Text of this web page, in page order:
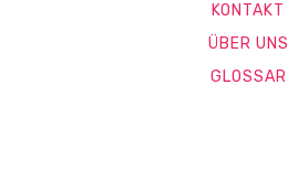
KONTAKT
ÜBER UNS
GLOSSAR